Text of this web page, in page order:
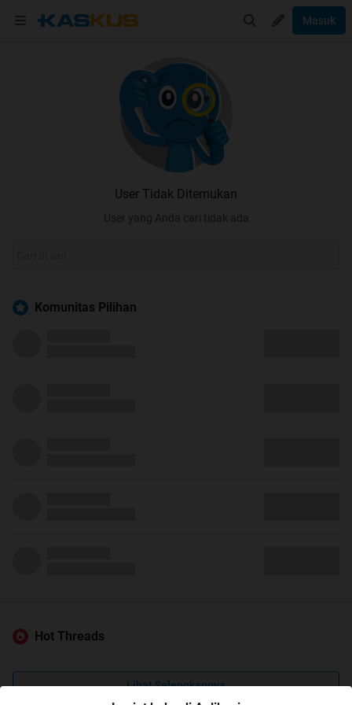
Masuk
User Tidak Ditemukan
User yang Anda cari tidak ada
Komunitas Pilihan
Hot Threads
Lihat Selengkapnya